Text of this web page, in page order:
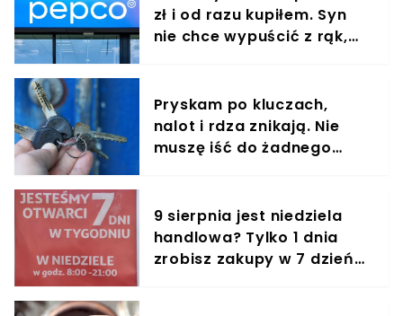
Skusicie się?
zł i od razu kupiłem. Syn
nie chce wypuścić z rąk,
Pryskam po kluczach,
nalot i rdza znikają. Nie
muszę iść do żadnego
9 sierpnia jest niedziela
handlowa? Tylko 1 dnia
zrobisz zakupy w 7 dzień